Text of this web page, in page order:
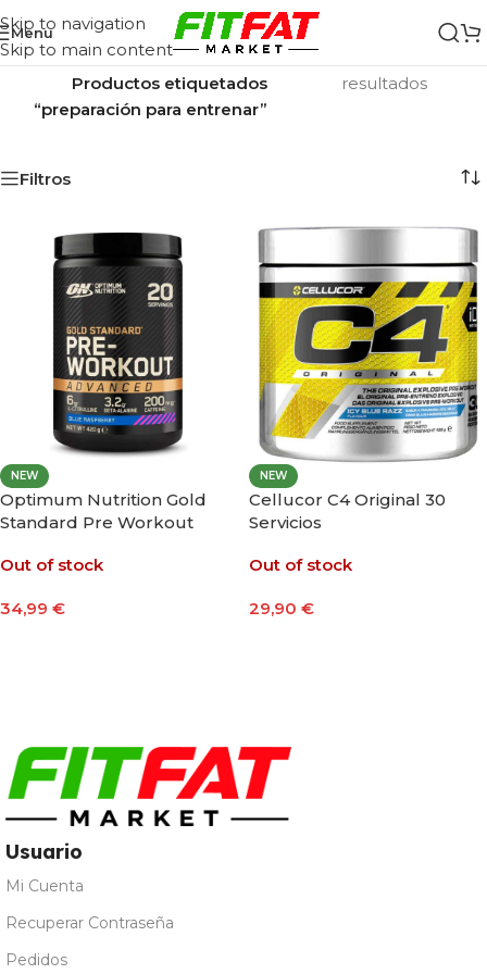
Skip to navigation
Skip to main content
Menu
Inicio/
Productos etiquetados
“preparación para entrenar”
resultados
Filtros
NEW
Optimum Nutrition Gold
Standard Pre Workout
Out of stock
34,99 €
NEW
Cellucor C4 Original 30
Servicios
Out of stock
29,90 €
Usuario
Mi Cuenta
Recuperar Contraseña
Pedidos